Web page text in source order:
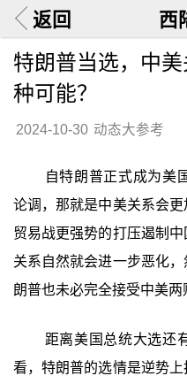
返回 西
特朗普当选，中
种可能？
2024-10-30 动态大参考
自特朗普正式成为美
论调，那就是中美关系会
贸易战更强势的打压遏制
关系自然就会进一步恶化
朗普也未必完全接受中美两
距离美国总统大选还
看，特朗普的选情是逆势